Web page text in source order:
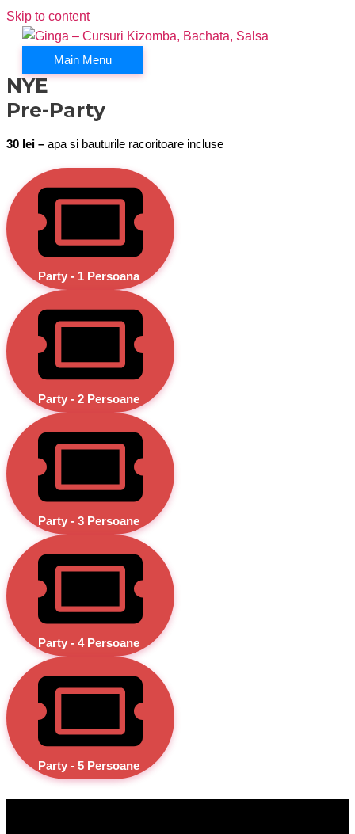
Skip to content
Main Menu
NYE
Pre-Party
30 lei – apa si bauturile racoritoare incluse
Party - 1 Persoana
Party - 2 Persoane
Party - 3 Persoane
Party - 4 Persoane
Party - 5 Persoane